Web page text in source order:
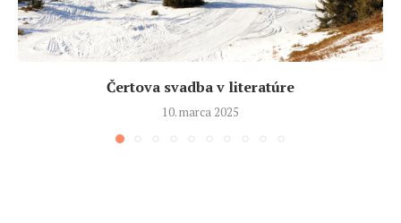
Čertova svadba v literatúre
10. marca 2025